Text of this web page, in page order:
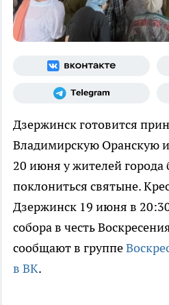
Дзержинск готовится
Владимирскую Оранскую
20 июня у жителей города
поклониться святыне.
Дзержинск 19 июня в
собора в честь
сообщают в группе
в ВК.